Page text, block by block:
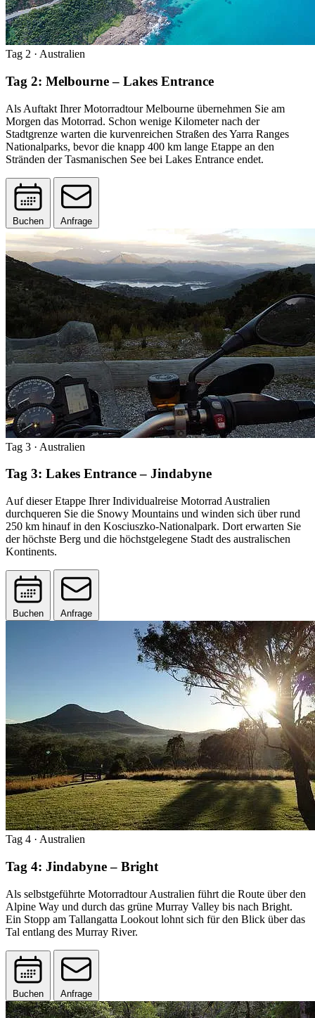
Tag 2 · Australien
Tag 2: Melbourne – Lakes Entrance
Als Auftakt Ihrer Motorradtour Melbourne übernehmen Sie am
Morgen das Motorrad. Schon wenige Kilometer nach der
Stadtgrenze warten die kurvenreichen Straßen des Yarra Ranges
Nationalparks, bevor die knapp 400 km lange Etappe an den
Stränden der Tasmanischen See bei Lakes Entrance endet.
Buchen Anfrage
Tag 3 · Australien
Tag 3: Lakes Entrance – Jindabyne
Auf dieser Etappe Ihrer Individualreise Motorrad Australien
durchqueren Sie die Snowy Mountains und winden sich über rund
250 km hinauf in den Kosciuszko-Nationalpark. Dort erwarten Sie
der höchste Berg und die höchstgelegene Stadt des australischen
Kontinents.
Buchen Anfrage
Tag 4 · Australien
Tag 4: Jindabyne – Bright
Als selbstgeführte Motorradtour Australien führt die Route über den
Alpine Way und durch das grüne Murray Valley bis nach Bright.
Ein Stopp am Tallangatta Lookout lohnt sich für den Blick über das
Tal entlang des Murray River.
Buchen Anfrage